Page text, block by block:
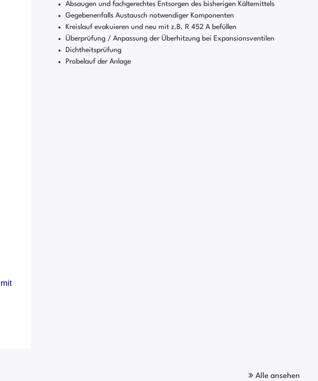
Absaugen und fachgerechtes Entsorgen des bisherigen Kältemittels
Gegebenenfalls Austausch notwendiger Komponenten
Kreislauf evakuieren und neu mit z.B. R 452 A befüllen
Überprüfung / Anpassung der Überhitzung bei Expansionsventilen
Dichtheitsprüfung
Probelauf der Anlage
Alle ansehen